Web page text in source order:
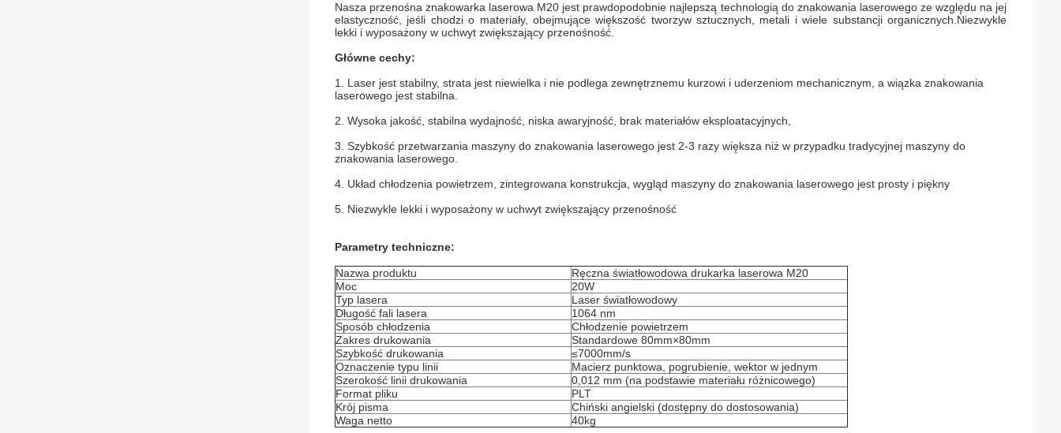
Nasza przenośna znakowarka laserowa M20 jest prawdopodobnie najlepszą technologią do znakowania laserowego ze względu na jej
elastyczność, jeśli chodzi o materiały, obejmujące większość tworzyw sztucznych, metali i wiele substancji organicznych.Niezwykle
lekki i wyposażony w uchwyt zwiększający przenośność.
Główne cechy:
1. Laser jest stabilny, strata jest niewielka i nie podlega zewnętrznemu kurzowi i uderzeniom mechanicznym, a wiązka znakowania
laserowego jest stabilna.
2. Wysoka jakość, stabilna wydajność, niska awaryjność, brak materiałów eksploatacyjnych,
3. Szybkość przetwarzania maszyny do znakowania laserowego jest 2-3 razy większa niż w przypadku tradycyjnej maszyny do
znakowania laserowego.
4. Układ chłodzenia powietrzem, zintegrowana konstrukcja, wygląd maszyny do znakowania laserowego jest prosty i piękny
5. Niezwykle lekki i wyposażony w uchwyt zwiększający przenośność
Parametry techniczne:
Nazwa produktu
Ręczna światłowodowa drukarka laserowa M20
Moc
20W
Typ lasera
Laser światłowodowy
Długość fali lasera
1064 nm
Sposób chłodzenia
Chłodzenie powietrzem
Zakres drukowania
Standardowe 80mm×80mm
Szybkość drukowania
≤7000mm/s
Oznaczenie typu linii
Macierz punktowa, pogrubienie, wektor w jednym
Szerokość linii drukowania
0,012 mm (na podstawie materiału różnicowego)
Format pliku
PLT
Krój pisma
Chiński angielski (dostępny do dostosowania)
Waga netto
40kg